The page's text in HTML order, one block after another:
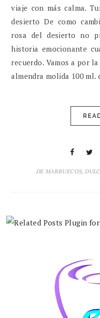
viaje con más calma.
desierto De como
rosa del desierto no
historia emocionante
recuerdo. Vamos a por
almendra molida 100 ml.
DE MARRUECOS,